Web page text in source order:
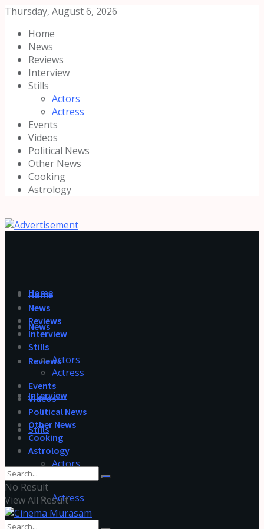
Thursday, August 6, 2026
Home
News
Reviews
Interview
Stills
Actors
Actress
Events
Videos
Political News
Other News
Cooking
Astrology
Home
News
Reviews
Interview
Stills
Actors
Actress
Home
News
Reviews
Interview
Stills
Actors
Actress
Events
Videos
Political News
Other News
Cooking
Astrology
No Result
View All Result